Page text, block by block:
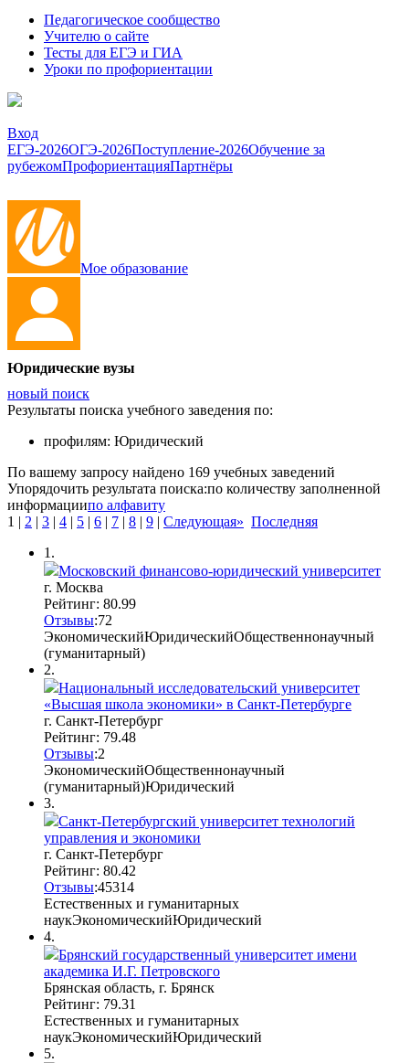
Педагогическое сообщество
Учителю о сайте
Тесты для ЕГЭ и ГИА
Уроки по профориентации
Вход
ЕГЭ-2026ОГЭ-2026Поступление-2026Обучение за
рубежомПрофориентацияПартнёры
Мое образование
Юридические вузы
новый поиск
Результаты поиска учебного заведения по:
профилям: Юридический
По вашему запросу найдено 169 учебных заведений
Упорядочить результата поиска:по количеству заполненной
информациипо алфавиту
1 | 2 | 3 | 4 | 5 | 6 | 7 | 8 | 9 | Следующая» Последняя
1.
Московский финансово-юридический университет
г. Москва
Рейтинг: 80.99
Отзывы:72
ЭкономическийЮридическийОбщественнонаучный
(гуманитарный)
2.
Национальный исследовательский университет
«Высшая школа экономики» в Санкт-Петербурге
г. Санкт-Петербург
Рейтинг: 79.48
Отзывы:2
ЭкономическийОбщественнонаучный
(гуманитарный)Юридический
3.
Санкт-Петербургский университет технологий
управления и экономики
г. Санкт-Петербург
Рейтинг: 80.42
Отзывы:45314
Естественных и гуманитарных
наукЭкономическийЮридический
4.
Брянский государственный университет имени
академика И.Г. Петровского
Брянская область, г. Брянск
Рейтинг: 79.31
Естественных и гуманитарных
наукЭкономическийЮридический
5.